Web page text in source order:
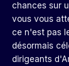
chances sur
vous vous
ce n'est pas
désormais
dirigeants